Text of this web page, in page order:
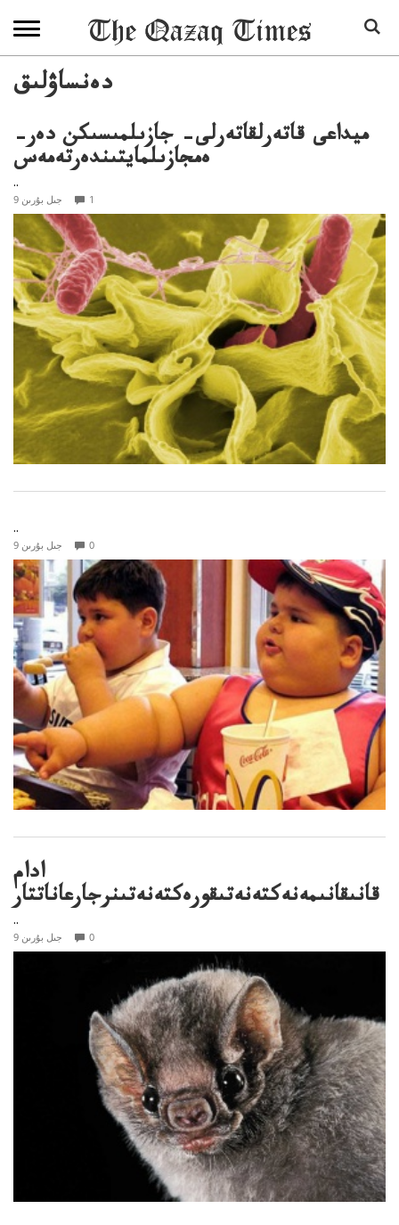
دەنساۋلىق
ميداعى قاتەرلقاتەرلى– جازىلمىسىكن دەر–
ەمجازىلمايتىندەرتەمەس
..
9 جىل بۇرىن 1
..
9 جىل بۇرىن 0
ادام
قانىقانىمەنەكتەنەتىقورەكتەنەتىنرجارعاناتتار
..
9 جىل بۇرىن 0